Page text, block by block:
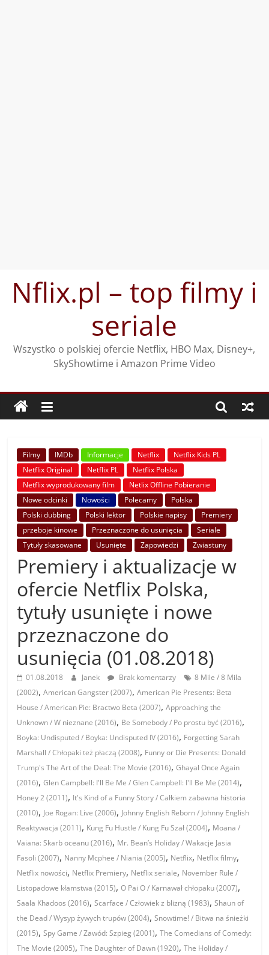
treściNflix.pl – top filmy i
seriale
Wszystko o polskiej ofercie Netflix, HBO Max, Disney+,
SkyShowtime i Amazon Prime Video
Filmy IMDb Informacje Netflix
Netflix Kids PL
Netflix Original
Netflix PL
Netflix Polska
Netflix wyprodukowany film
Netlix Offline Pobieranie
Nowe odcinki
Nowości Polecamy
Polska
Polski dubbing
Polski lektor Polskie napisy
Premiery
przeboje kinowe
Przeznaczone do usunięcia
Seriale
Tytuły skasowane
Usunięte Zapowiedzi Zwiastuny
Premiery i aktualizacje w
ofercie Netflix Polska,
tytuły usunięte i nowe
przeznaczone do
usunięcia (01.08.2018)
01.08.2018 Janek Brak komentarzy
8 Mile / 8 Mila
(2002),American Gangster (2007),American Pie Presents: Beta
House / American Pie: Bractwo Beta (2007),Approaching the
Unknown / W nieznane (2016), Be Somebody / Po prostu być (2016),
Boyka: Undisputed / Boyka: Undisputed IV (2016), Forgetting Sarah
Marshall / Chłopaki też płaczą (2008), Funny or Die Presents: Donald
Trump's The Art of the Deal: The Movie (2016),Ghayal Once Again
(2016),Glen Campbell: I'll Be Me / Glen Campbell: I'll Be Me (2014),
Honey 2 (2011), It's Kind of a Funny Story / Całkiem zabawna historia
(2010), Joe Rogan: Live (2006), Johnny English Reborn / Johnny English
Reaktywacja (2011), Kung Fu Hustle / Kung Fu Szał (2004), Moana /
Vaiana: Skarb oceanu (2016), Mr. Bean’s Holiday / Wakacje Jasia
Fasoli (2007), Nanny Mcphee / Niania (2005), Netflix, Netflix filmy,
Netflix nowości, Netflix Premiery, Netflix seriale, November Rule /
Listopadowe kłamstwa (2015),O Pai O / Karnawał chłopaku (2007),
Saala Khadoos (2016),Scarface / Człowiek z blizną (1983),Shaun of
the Dead / Wysyp żywych trupów (2004),Snowtime! / Bitwa na śnieżki
(2015),Spy Game / Zawód: Szpieg (2001),The Comedians of Comedy:
The Movie (2005),The Daughter of Dawn (1920),The Holiday /